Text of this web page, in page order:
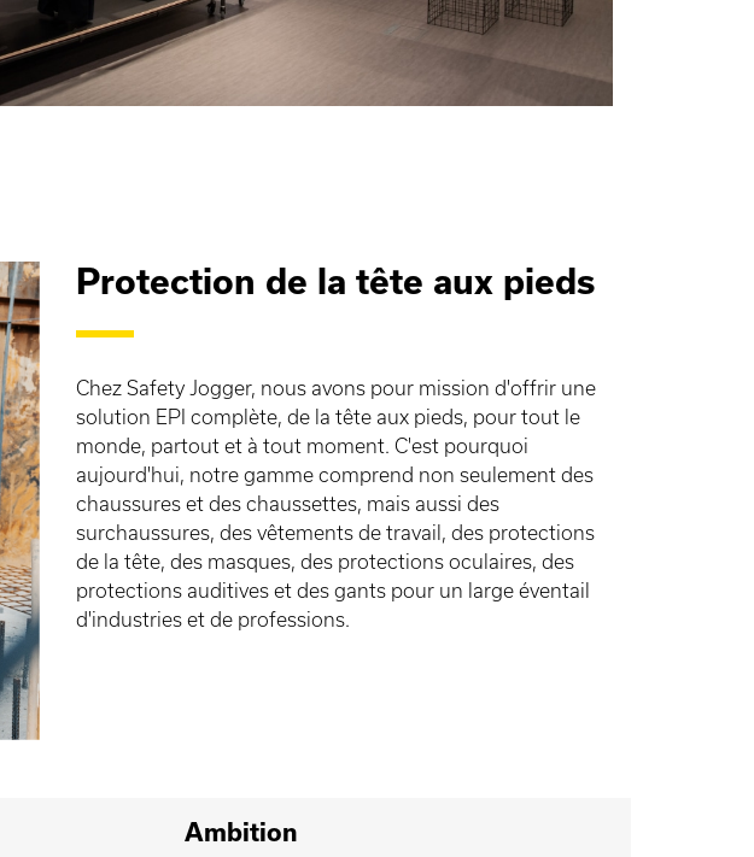
Protection de la tête aux pieds
Chez Safety Jogger, nous avons pour mission d'offrir une
solution EPI complète, de la tête aux pieds, pour tout le
monde, partout et à tout moment. C'est pourquoi
aujourd'hui, notre gamme comprend non seulement des
chaussures et des chaussettes, mais aussi des
surchaussures, des vêtements de travail, des protections
de la tête, des masques, des protections oculaires, des
protections auditives et des gants pour un large éventail
d'industries et de professions.
Ambition